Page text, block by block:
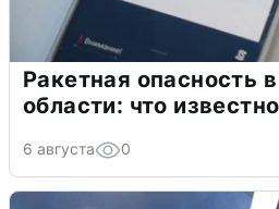
Ракетная опасность
области: что известно
6 августа 0